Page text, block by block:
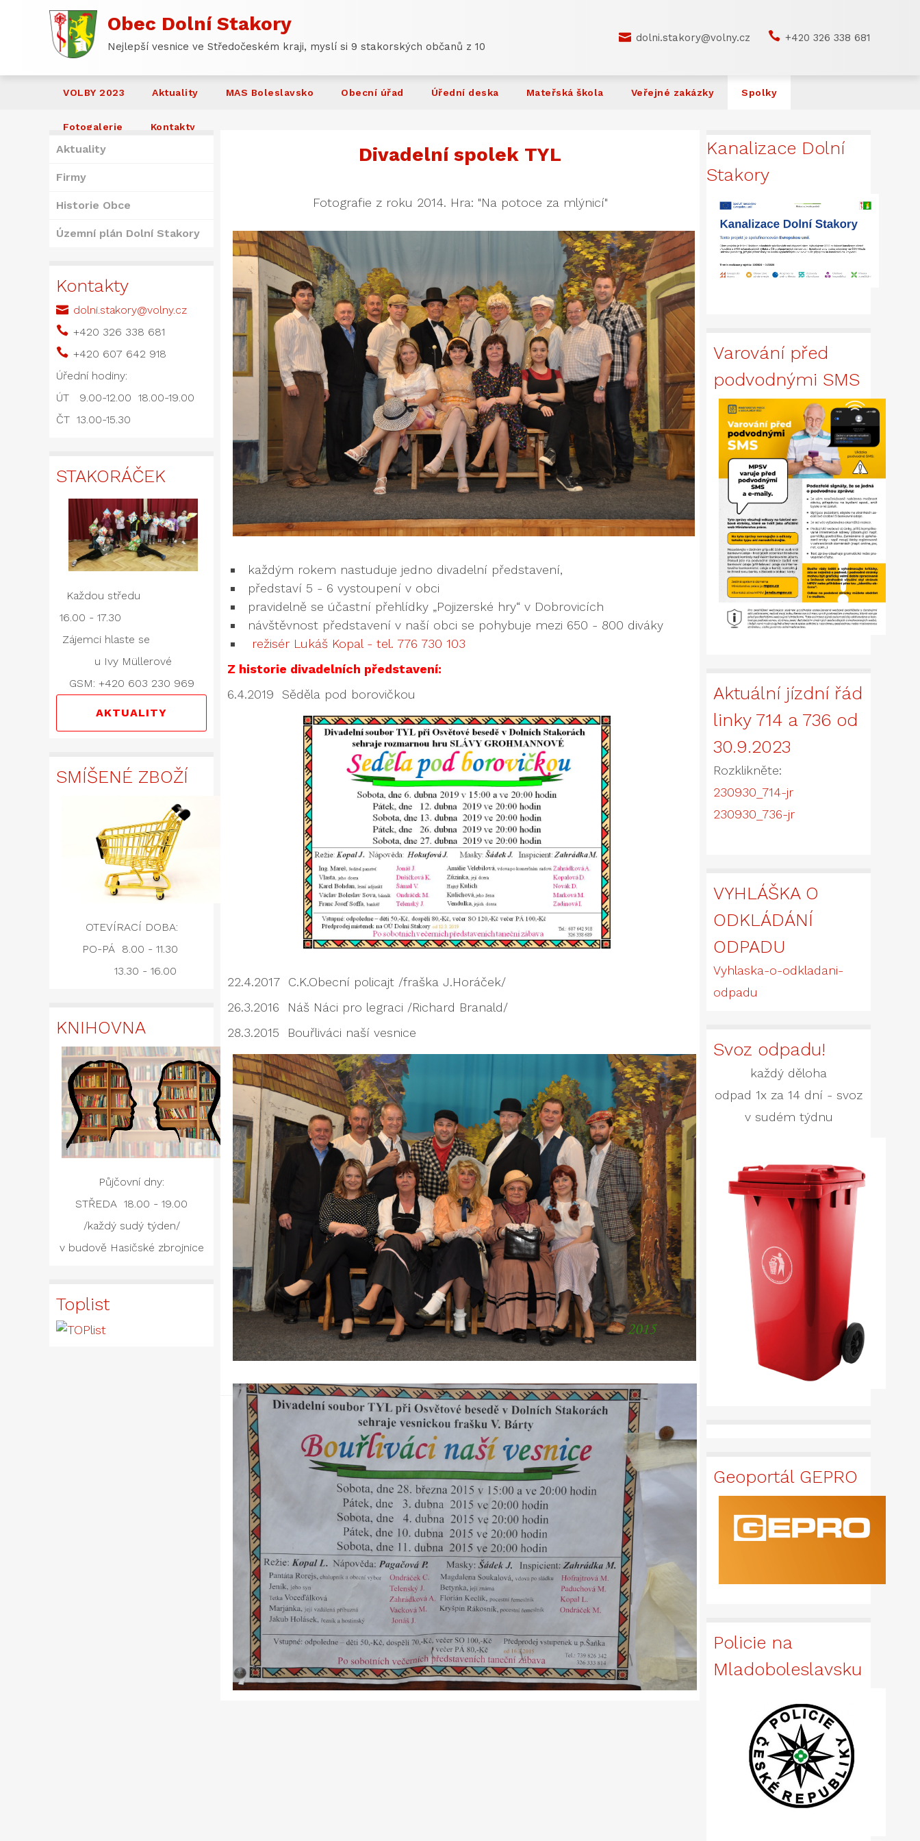
Obec Dolní Stakory
Nejlepší vesnice ve Středočeském kraji, myslí si 9 stakorských občanů z 10
 dolni.stakory@volny.cz  +420 326 338 681
VOLBY 2023 Aktuality MAS Boleslavsko Obecní úřad Úřední deska Mateřská škola Veřejné zakázky Spolky
Fotogalerie Kontakty
Aktuality
Firmy
Historie Obce
Územní plán Dolní Stakory
Kontakty
 dolni.stakory@volny.cz
 +420 326 338 681
 +420 607 642 918
Úřední hodiny:
ÚT 9.00-12.00 18.00-19.00
ČT 13.00-15.30
STAKORÁČEK
Každou středu
16.00 - 17.30
Zájemci hlaste se
u Ivy Müllerové
GSM: +420 603 230 969
AKTUALITY
SMÍŠENÉ ZBOŽÍ
OTEVÍRACÍ DOBA:
PO-PÁ 8.00 - 11.30
13.30 - 16.00
KNIHOVNA
Půjčovní dny:
STŘEDA 18.00 - 19.00
/každý sudý týden/
v budově Hasičské zbrojnice
Toplist
Divadelní spolek TYL
Fotografie z roku 2014. Hra: "Na potoce za mlýnicí"
každým rokem nastuduje jedno divadelní představení,
představí 5 - 6 vystoupení v obci
pravidelně se účastní přehlídky „Pojizerské hry“ v Dobrovicích
návštěvnost představení v naší obci se pohybuje mezi 650 - 800 diváky
režisér Lukáš Kopal - tel. 776 730 103
Z historie divadelních představení:
6.4.2019 Sěděla pod borovičkou
22.4.2017 C.K.Obecní policajt /fraška J.Horáček/
26.3.2016 Náš Náci pro legraci /Richard Branald/
28.3.2015 Bouřliváci naší vesnice
Kanalizace Dolní
Stakory
Varování před
podvodnými SMS
Aktuální jízdní řád
linky 714 a 736 od
30.9.2023
Rozklikněte:
230930_714-jr
230930_736-jr
VYHLÁŠKA O
ODKLÁDÁNÍ
ODPADU
Vyhlaska-o-odkladani-
odpadu
Svoz odpadu!
každý děloha
odpad 1x za 14 dní - svoz
v sudém týdnu
Geoportál GEPRO
Policie na
Mladoboleslavsku